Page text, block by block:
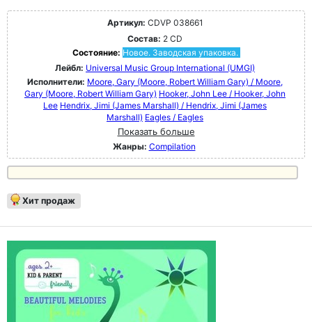
Артикул: CDVP 038661
Состав: 2 CD
Состояние: Новое. Заводская упаковка.
Лейбл: Universal Music Group International (UMGI)
Исполнители: Moore, Gary (Moore, Robert William Gary) / Moore,
Gary (Moore, Robert William Gary) Hooker, John Lee / Hooker, John
Lee Hendrix, Jimi (James Marshall) / Hendrix, Jimi (James
Marshall) Eagles / Eagles
Показать больше
Жанры: Compilation
Хит продаж